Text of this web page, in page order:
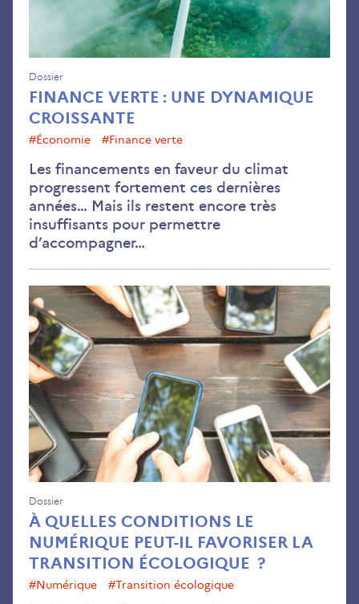
FINANCE VERTE : UNE DYNAMIQUE
CROISSANTE
Dossier
#économie #finance verte
Les financements en faveur du climat
progressent fortement ces dernières
années… Mais ils restent encore très
insuffisants pour permettre
d’accompagner…
À QUELLES CONDITIONS LE
NUMÉRIQUE PEUT-IL FAVORISER LA
TRANSITION ÉCOLOGIQUE ?
Dossier
#numérique #transition écologique
le
il
la